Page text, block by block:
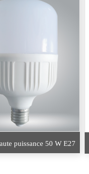
puissance 50 W E27